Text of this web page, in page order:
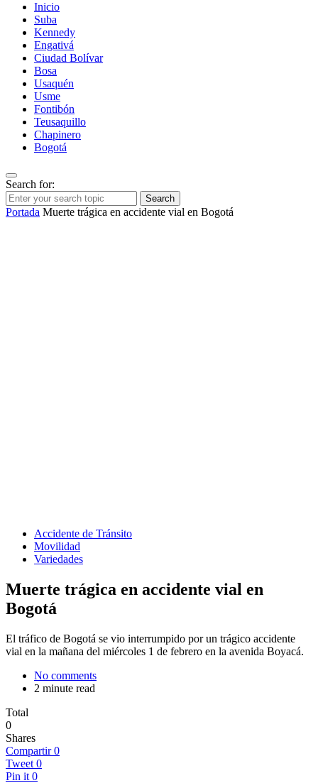
Inicio
Suba
Kennedy
Engativá
Ciudad Bolívar
Bosa
Usaquén
Usme
Fontibón
Teusaquillo
Chapinero
Bogotá
Search for:
Search
Portada Muerte trágica en accidente vial en Bogotá
Accidente de Tránsito
Movilidad
Variedades
Muerte trágica en accidente vial en
Bogotá
El tráfico de Bogotá se vio interrumpido por un trágico accidente
vial en la mañana del miércoles 1 de febrero en la avenida Boyacá.
No comments
2 minute read
Total
0
Shares
Compartir 0
Tweet 0
Pin it 0